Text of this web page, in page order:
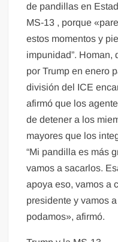
de pandillas en
MS-13 , porque
estos momentos y
impunidad”. Homan,
por Trump en enero
división del ICE
afirmó que los
de detener a los
mayores que los
“Mi pandilla es más
vamos a sacarlos.
apoya eso, vamos a
presidente y vamos
podamos», afirmó.